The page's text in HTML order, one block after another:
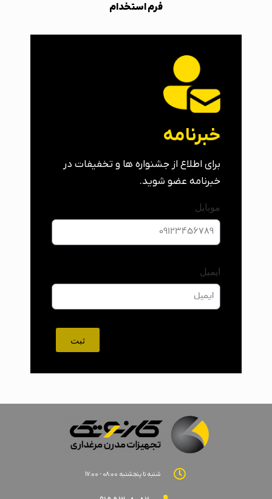
فرم استخدام
خبرنامه
برای اطلاع از جشنواره ها و تخفیفات در
خبرنامه عضو شوید.
موبایل
ایمیل
ثبت
شنبه تا پنجشنبه ۰۸:۰۰ - ۱۷:۰۰